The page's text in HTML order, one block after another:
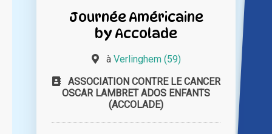
Journée Américaine
by Accolade
à Verlinghem (59)
ASSOCIATION CONTRE LE CANCER
OSCAR LAMBRET ADOS ENFANTS
(ACCOLADE)